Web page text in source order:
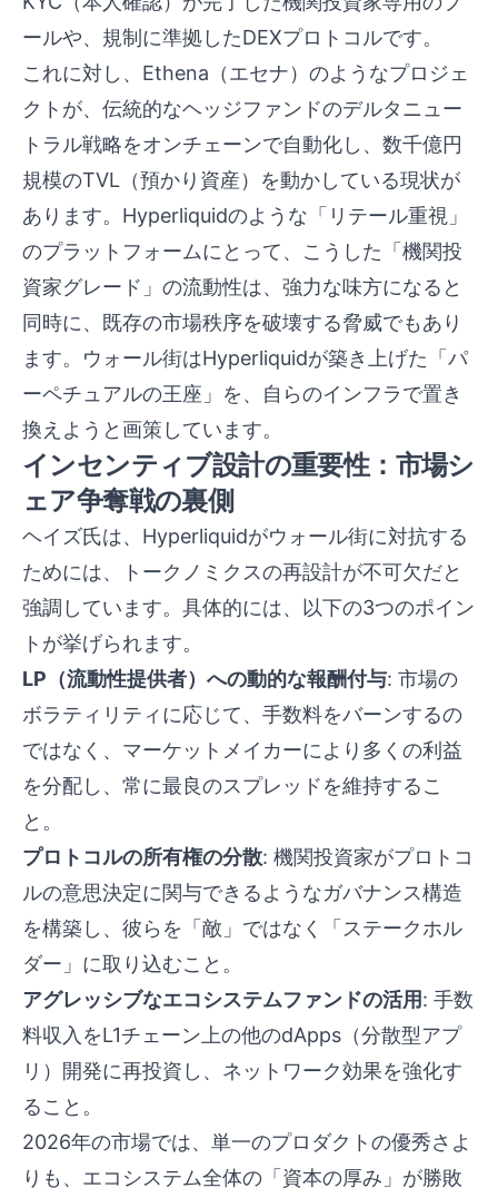
ールや、規制に準拠したDEXプロトコルです。
これに対し、Ethena（エセナ）のようなプロジェ
クトが、伝統的なヘッジファンドのデルタニュー
トラル戦略をオンチェーンで自動化し、数千億円
規模のTVL（預かり資産）を動かしている現状が
あります。Hyperliquidのような「リテール重視」
のプラットフォームにとって、こうした「機関投
資家グレード」の流動性は、強力な味方になると
同時に、既存の市場秩序を破壊する脅威でもあり
ます。ウォール街はHyperliquidが築き上げた「パ
ーペチュアルの王座」を、自らのインフラで置き
換えようと画策しています。
インセンティブ設計の重要性：市場シ
ェア争奪戦の裏側
ヘイズ氏は、Hyperliquidがウォール街に対抗する
ためには、トークノミクスの再設計が不可欠だと
強調しています。具体的には、以下の3つのポイン
トが挙げられます。
LP（流動性提供者）への動的な報酬付与: 市場の
ボラティリティに応じて、手数料をバーンするの
ではなく、マーケットメイカーにより多くの利益
を分配し、常に最良のスプレッドを維持するこ
と。
プロトコルの所有権の分散: 機関投資家がプロトコ
ルの意思決定に関与できるようなガバナンス構造
を構築し、彼らを「敵」ではなく「ステークホル
ダー」に取り込むこと。
アグレッシブなエコシステムファンドの活用: 手数
料収入をL1チェーン上の他のdApps（分散型アプ
リ）開発に再投資し、ネットワーク効果を強化す
ること。
2026年の市場では、単一のプロダクトの優秀さよ
りも、エコシステム全体の「資本の厚み」が勝敗